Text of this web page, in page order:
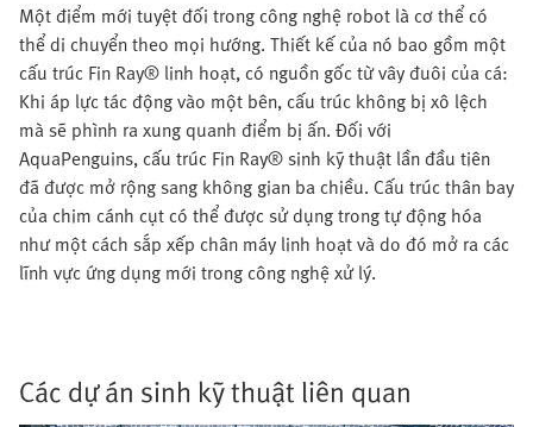
Một điểm mới tuyệt đối trong công nghệ robot là cơ thể có
thể di chuyển theo mọi hướng. Thiết kế của nó bao gồm một
cấu trúc Fin Ray® linh hoạt, có nguồn gốc từ vây đuôi của cá:
Khi áp lực tác động vào một bên, cấu trúc không bị xô lệch
mà sẽ phình ra xung quanh điểm bị ấn. Đối với
AquaPenguins, cấu trúc Fin Ray® sinh kỹ thuật lần đầu tiên
đã được mở rộng sang không gian ba chiều. Cấu trúc thân bay
của chim cánh cụt có thể được sử dụng trong tự động hóa
như một cách sắp xếp chân máy linh hoạt và do đó mở ra các
lĩnh vực ứng dụng mới trong công nghệ xử lý.
Các dự án sinh kỹ thuật liên quan